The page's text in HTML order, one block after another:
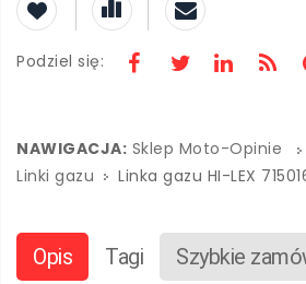
Podziel się:
NAWIGACJA: Sklep Moto-Opinie
Linki gazu
Linka gazu HI-LEX
Opis Tagi Szybkie